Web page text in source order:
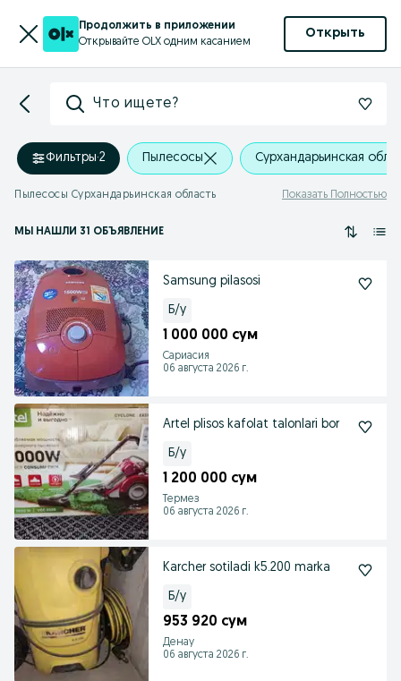
Продолжить в приложении
Открывайте OLX одним касанием
Открыть
Что ищете?
Фильтры·2 Пылесосы Сурхандарьинская
Пылесосы Сурхандарьинская область Показать Полностью
МЫ НАШЛИ 31 ОБЪЯВЛЕНИЕ
Samsung pilasosi
Б/у
1 000 000 сум
Сариасия
06 августа 2026 г.
Artel plisos kafolat talonlari bor
Б/у
1 200 000 сум
Термез
06 августа 2026 г.
Karcher sotiladi k5.200 marka
Б/у
953 920 сум
Денау
06 августа 2026 г.